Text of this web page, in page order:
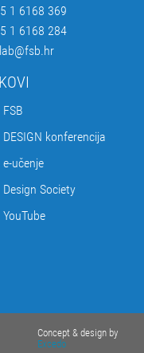
1 6168 369
1 6168 284
FSB
DESIGN konferencija
e-učenje
Design Society
YouTube
Concept & design by
Excedo